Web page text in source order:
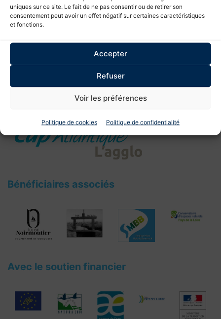
uniques sur ce site. Le fait de ne pas consentir ou de retirer son
consentement peut avoir un effet négatif sur certaines caractéristiques
et fonctions.
Accepter
Refuser
Voir les préférences
Politique de cookies Politique de confidentialité
→
Restauration des fossés de ceinture en
Bénéficiaire coordinateur
Bénéficiaires associés
Avec le soutien financier